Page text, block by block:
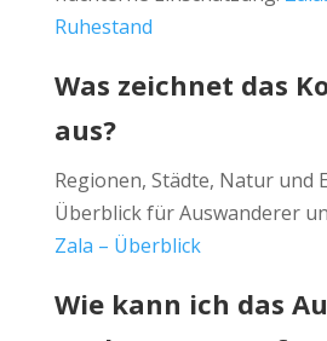
Ruhestand
Was zeichnet das
aus?
Regionen, Städte, Natur und
Überblick für Auswanderer
Zala – Überblick
Wie kann ich das